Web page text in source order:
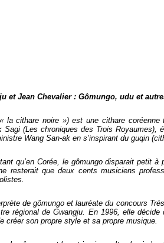
et Jean Chevalier : Gômungo, udu et
la cithare noire ») est une cithare coréenne
Sagi (Les chroniques des Trois Royaumes),
Wang San-ak en s’inspirant du guqin
qu’en Corée, le gômungo disparait petit à
resterait que deux cents musiciens
de gômungo et lauréate du concours
régional de Gwangju. En 1996, elle décide
créer son propre style et sa propre musique.